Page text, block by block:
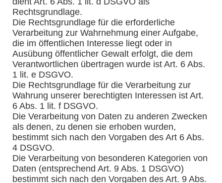
Rechtsgrundlage.
Die Rechtsgrundlage für die erforderliche
Verarbeitung zur Wahrnehmung einer Aufgabe,
die im öffentlichen Interesse liegt oder in
Ausübung öffentlicher Gewalt erfolgt, die dem
Verantwortlichen übertragen wurde ist Art. 6 Abs.
1 lit. e DSGVO.
Die Rechtsgrundlage für die Verarbeitung zur
Wahrung unserer berechtigten Interessen ist Art.
6 Abs. 1 lit. f DSGVO.
Die Verarbeitung von Daten zu anderen Zwecken
als denen, zu denen sie erhoben wurden,
bestimmt sich nach den Vorgaben des Art 6 Abs.
4 DSGVO.
Die Verarbeitung von besonderen Kategorien von
Daten (entsprechend Art. 9 Abs. 1 DSGVO)
bestimmt sich nach den Vorgaben des Art. 9 Abs.